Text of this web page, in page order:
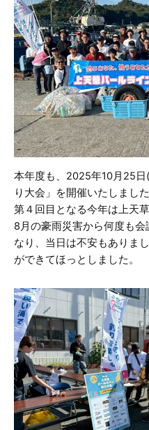
本年度も、2025年10月25
り大会」を開催いたしました
第４回目となる今年は上天
8月の豪雨災害から何度も
なり、当日は不安もありま
ができてほっとしました。